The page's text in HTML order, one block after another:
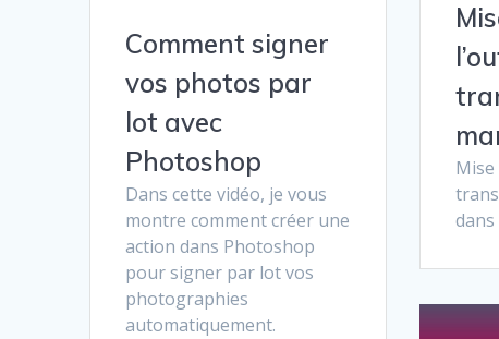
Mise
Comment signer
vos photos par
lot avec
Photoshop
Dans cette vidéo, je vous
montre comment créer une
action dans Photoshop
pour signer par lot vos
photographies
automatiquement.